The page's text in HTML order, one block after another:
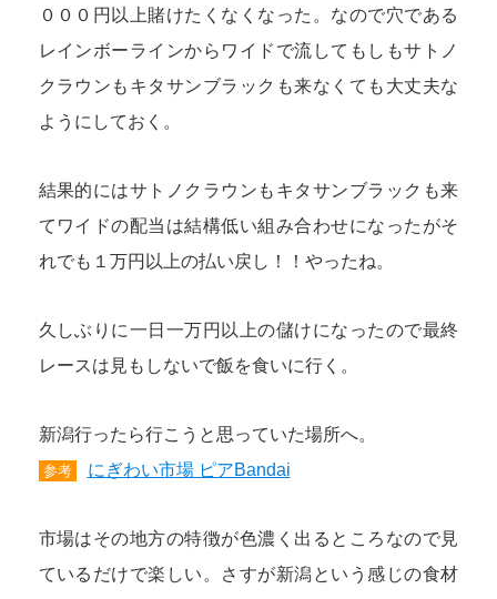
０００円以上賭けたくなくなった。なので穴である
レインボーラインからワイドで流してもしもサトノ
クラウンもキタサンブラックも来なくても大丈夫な
ようにしておく。
結果的にはサトノクラウンもキタサンブラックも来
てワイドの配当は結構低い組み合わせになったがそ
れでも１万円以上の払い戻し！！やったね。
久しぶりに一日一万円以上の儲けになったので最終
レースは見もしないで飯を食いに行く。
新潟行ったら行こうと思っていた場所へ。
参考 にぎわい市場 ピアBandai
市場はその地方の特徴が色濃く出るところなので見
ているだけで楽しい。さすが新潟という感じの食材